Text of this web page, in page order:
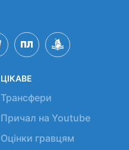
ЦІКАВЕ
Трансфери
Причал на Youtube
Оцінки гравцям